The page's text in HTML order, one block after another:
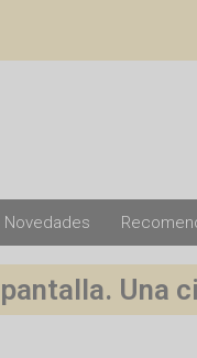
Novedades
Una